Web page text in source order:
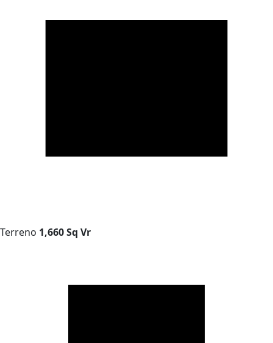
Terreno 1,660 Sq Vr